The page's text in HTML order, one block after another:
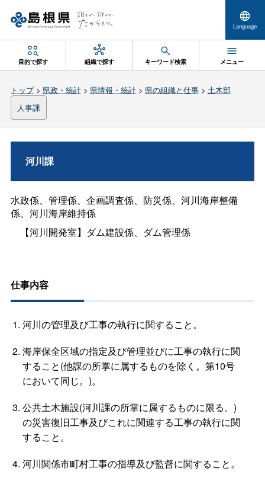
Language
目的で探す 組織で探す キーワード検索 メニュー
トップ> 県政・統計> 県情報・統計> 県の組織と仕事> 土木部
人事課
河川課
水政係、管理係、企画調査係、防災係、河川海岸整備
係、河川海岸維持係
【河川開発室】ダム建設係、ダム管理係
仕事内容
河川の管理及び工事の執行に関すること。
海岸保全区域の指定及び管理並びに工事の執行に関
すること(他課の所掌に属するものを除く。第10号
において同じ。)。
公共土木施設(河川課の所掌に属するものに限る。)
の災害復旧工事及びこれに関連する工事の執行に関
すること。
河川関係市町村工事の指導及び監督に関すること。